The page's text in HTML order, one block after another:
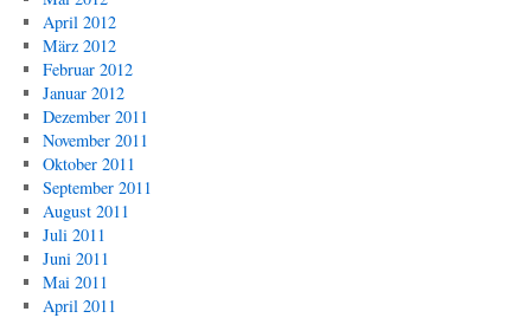
April 2012
März 2012
Februar 2012
Januar 2012
Dezember 2011
November 2011
Oktober 2011
September 2011
August 2011
Juli 2011
Juni 2011
Mai 2011
April 2011